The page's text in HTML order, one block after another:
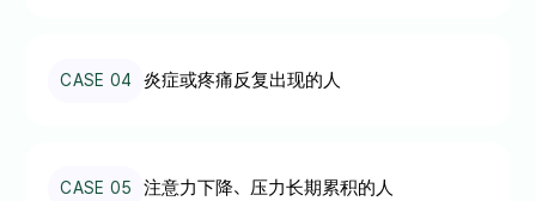
CASE 04 炎症或疼痛反复出现的人
CASE 05 注意力下降、压力长期累积的人